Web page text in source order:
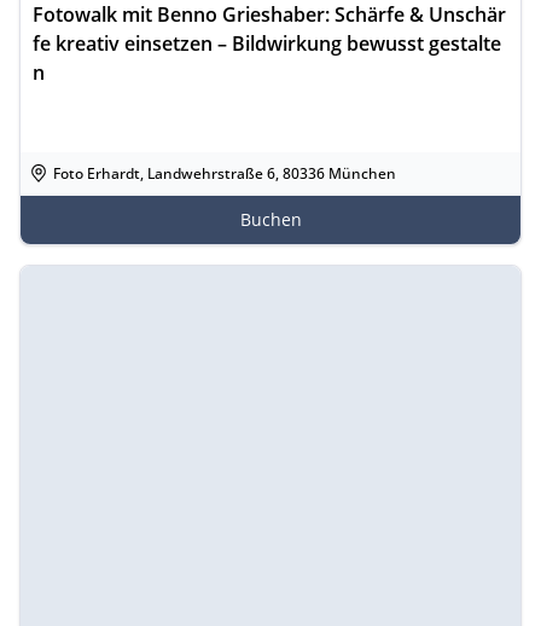
Fotowalk mit Benno Grieshaber: Schärfe & Unschär
fe kreativ einsetzen – Bildwirkung bewusst gestalte
n
Foto Erhardt, Landwehrstraße 6, 80336 München
Buchen